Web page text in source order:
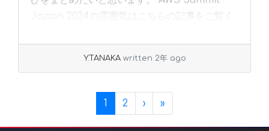
Japan 2024の雰囲気はこちらの記事をご覧く
Y.TANAKA written 2年 ago
Current Page
1 Page
2 › »